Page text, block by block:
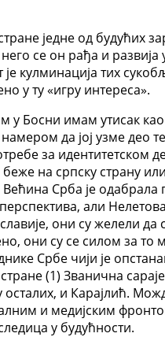
једне од
се он рађа и развија
кулминација тих
у ту «игру интереса».
имам утисак као
да јој узме
за идентитетском
на српску страну
Срба је
али
они су желели
они су се силом за
Србе чији је
(1) Званична
и Карајлић.
и медијским
у будућности.